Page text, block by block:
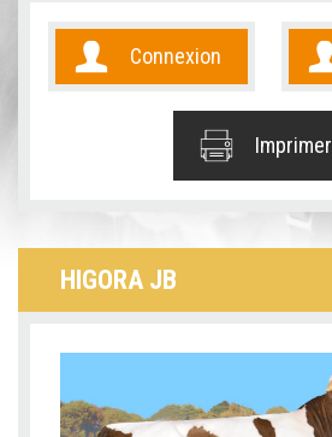
Connexion
Imprimer
HIGORA JB